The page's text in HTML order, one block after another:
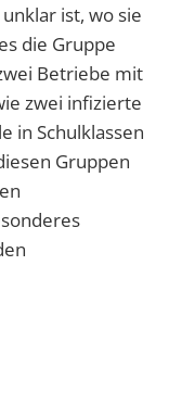
ist, wo sie
die Gruppe
Betriebe mit
zwei infizierte
in Schulklassen
Gruppen